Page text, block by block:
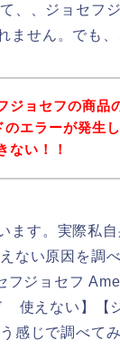
、、ジョセフ
ません。でも、
ジョセフの商品
エラーが発生
ない！！
ます。実際私
ない原因を調
フジョセフ
使えない】【
じで調べてみ